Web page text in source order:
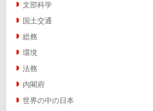
文部科学
国土交通
総務
環境
法務
内閣府
世界の中の日本